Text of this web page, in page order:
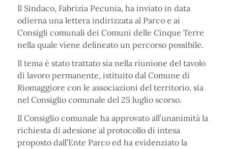
Il Sindaco, Fabrizia Pecunia, ha inviato in data
odierna una lettera indirizzata al Parco e ai
Consigli comunali dei Comuni delle Cinque Terre
nella quale viene delineato un percorso possibile.
Il tema è stato trattato sia nella riunione del tavolo
di lavoro permanente, istituito dal Comune di
Riomaggiore con le associazioni del territorio, sia
nel Consiglio comunale del 25 luglio scorso.
Il Consiglio comunale ha approvato all’unanimità la
richiesta di adesione al protocollo di intesa
proposto dall’Ente Parco ed ha evidenziato la